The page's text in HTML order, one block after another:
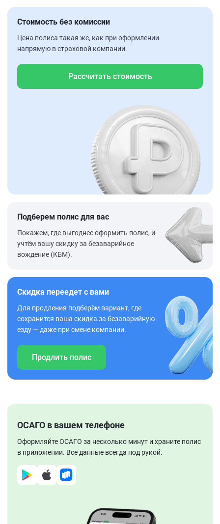
Стоимость без комиссии
Цена полиса такая же, как при оформлении
напрямую в страховой компании.
Рассчитать стоимость
Подберем полис для вас
Покажем, где выгоднее оформить полис, и
учтём вашу скидку за безаварийное
вождение (КБМ).
Скидка переедет с вами
Для продления подберём вариант, где
сохранится ваша скидка за безаварийную
езду — даже при смене компании.
Продлить полис
ОСАГО в вашем телефоне
Оформляйте ОСАГО за несколько минут и храните полис
в приложении. Все данные всегда под рукой.